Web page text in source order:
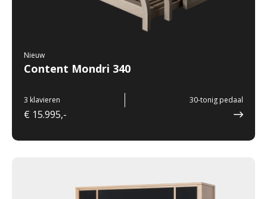
Nieuw
Content Mondri 340
3 klavieren 30-tonig pedaal
€ 15.995,-